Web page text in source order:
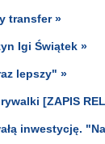
transfer »
Igi Świątek »
lepszy" »
[ZAPIS
inwestycję.